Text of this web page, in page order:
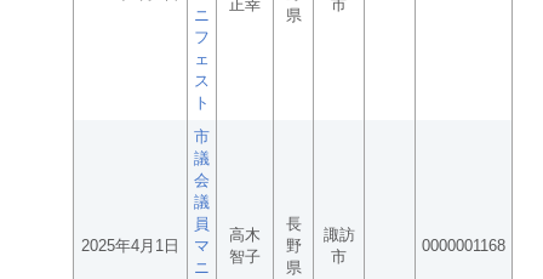
ニ
フ
ェ
ス
ト
正幸
県
市
2025年4月1日
市
議
会
議
員
マ
ニ
高木
智子
長
野
県
諏訪
市
0000001168